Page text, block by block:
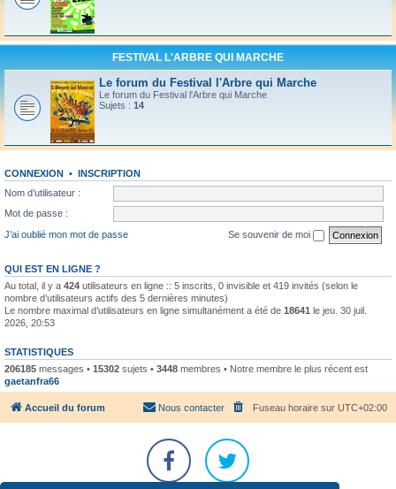
FESTIVAL L'ARBRE QUI MARCHE
Le forum du Festival l'Arbre qui Marche
Le forum du Festival l'Arbre qui Marche
Sujets : 14
CONNEXION • INSCRIPTION
Nom d’utilisateur :
Mot de passe :
J’ai oublié mon mot de passe
Se souvenir de moi
QUI EST EN LIGNE ?
Au total, il y a 424 utilisateurs en ligne :: 5 inscrits, 0 invisible et 419 invités (selon le
nombre d’utilisateurs actifs des 5 dernières minutes)
Le nombre maximal d’utilisateurs en ligne simultanément a été de 18641 le jeu. 30 juil.
2026, 20:53
STATISTIQUES
206185 messages • 15302 sujets • 3448 membres • Notre membre le plus récent est
gaetanfra66
Accueil du forum Fuseau horaire sur UTC+02:00
Nous contacter